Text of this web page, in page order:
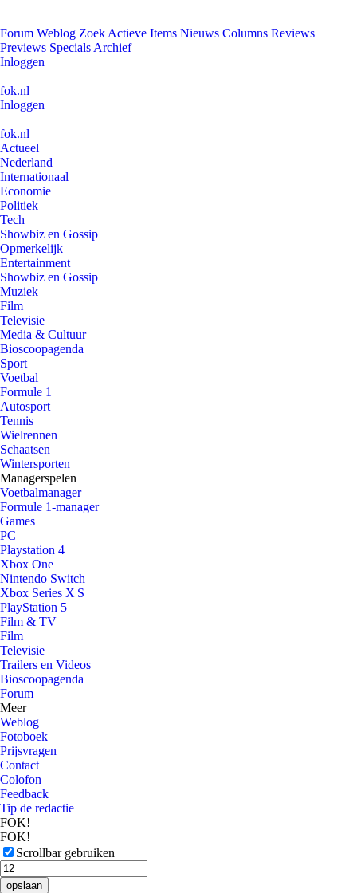
Forum Weblog Zoek Actieve Items Nieuws Columns Reviews
Previews Specials Archief
Inloggen
fok.nl
Inloggen
fok.nl
Actueel
Nederland
Internationaal
Economie
Politiek
Tech
Showbiz en Gossip
Opmerkelijk
Entertainment
Showbiz en Gossip
Muziek
Film
Televisie
Media & Cultuur
Bioscoopagenda
Sport
Voetbal
Formule 1
Autosport
Tennis
Wielrennen
Schaatsen
Wintersporten
Managerspelen
Voetbalmanager
Formule 1-manager
Games
PC
Playstation 4
Xbox One
Nintendo Switch
Xbox Series X|S
PlayStation 5
Film & TV
Film
Televisie
Trailers en Videos
Bioscoopagenda
Forum
Meer
Weblog
Fotoboek
Prijsvragen
Contact
Colofon
Feedback
Tip de redactie
FOK!
FOK!
Scrollbar gebruiken
opslaan